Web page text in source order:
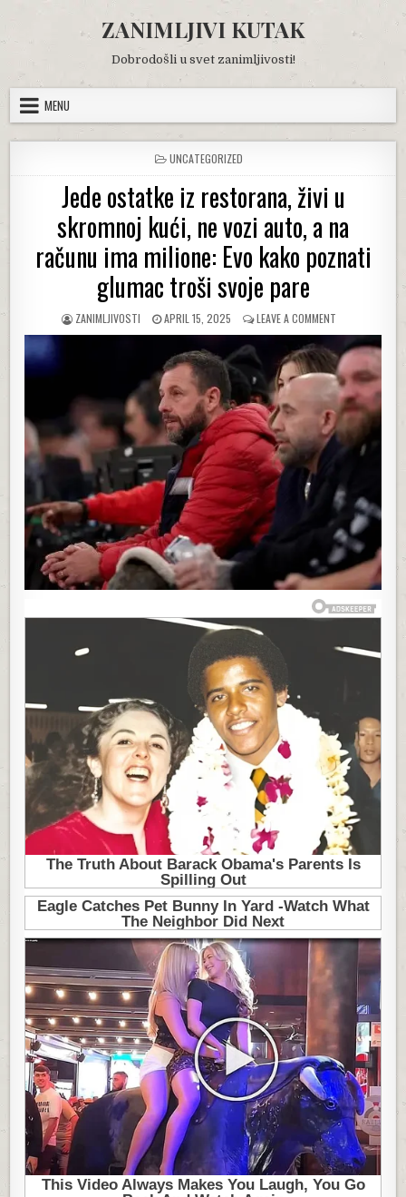
content
ZANIMLJIVI KUTAK
Dobrodošli u svet zanimljivosti!
MENU
POSTED
IN
UNCATEGORIZED
Jede ostatke iz restorana, živi u
skromnoj kući, ne vozi auto, a na
računu ima milione: Evo kako poznati
glumac troši svoje pare
AUTHOR:
ZANIMLJIVOSTI
PUBLISHED
DATE:
APRIL 15, 2025 LEAVE A COMMENTON
JEDE
OSTATKE
IZ
RESTORANA,
ŽIVI
U
SKROMNOJ
KUĆI,
NE
AUTO,
A
RAČUNU
IMA
MILIONE:
EVO
KAKO
POZNATI
SVOJE